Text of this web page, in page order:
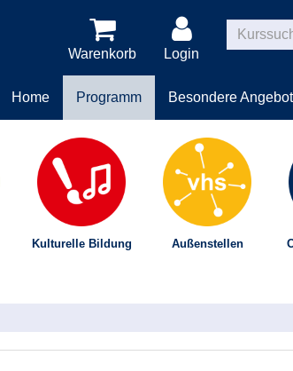
Warenkorb Login
Home Programm Besondere
Kulturelle Bildung Außenstellen